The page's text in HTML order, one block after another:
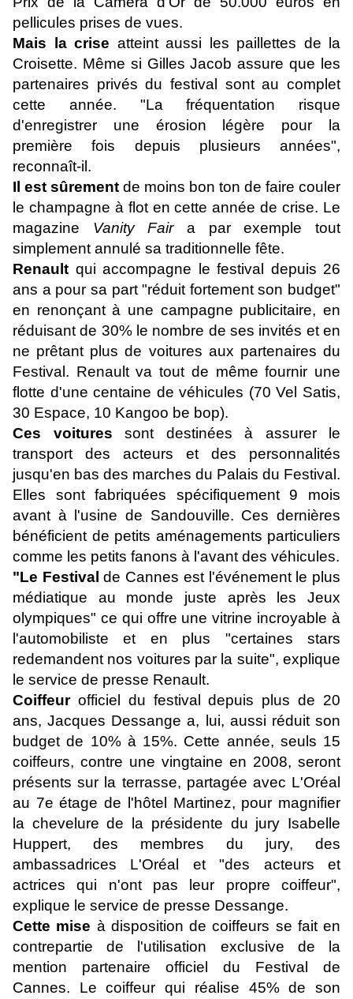
pellicules prises de vues.
Mais la crise atteint aussi les paillettes de la
Croisette. Même si Gilles Jacob assure que les
partenaires privés du festival sont au complet
cette année. "La fréquentation risque
d'enregistrer une érosion légère pour la
première fois depuis plusieurs années",
reconnaît-il.
Il est sûrement de moins bon ton de faire couler
le champagne à flot en cette année de crise. Le
magazine Vanity Faira par exemple tout
simplement annulé sa traditionnelle fête.
Renault qui accompagne le festival depuis 26
ans a pour sa part "réduit fortement son budget"
en renonçant à une campagne publicitaire, en
réduisant de 30% le nombre de ses invités et en
ne prêtant plus de voitures aux partenaires du
Festival. Renault va tout de même fournir une
flotte d'une centaine de véhicules (70 Vel Satis,
30 Espace, 10 Kangoo be bop).
Ces voitures sont destinées à assurer le
transport des acteurs et des personnalités
jusqu'en bas des marches du Palais du Festival.
Elles sont fabriquées spécifiquement 9 mois
avant à l'usine de Sandouville. Ces dernières
bénéficient de petits aménagements particuliers
comme les petits fanons à l'avant des véhicules.
"Le Festival de Cannes est l'événement le plus
médiatique au monde juste après les Jeux
olympiques" ce qui offre une vitrine incroyable à
l'automobiliste et en plus "certaines stars
redemandent nos voitures par la suite", explique
le service de presse Renault.
Coiffeurofficiel du festival depuis plus de 20
ans, Jacques Dessange a, lui, aussi réduit son
budget de 10% à 15%. Cette année, seuls 15
coiffeurs, contre une vingtaine en 2008, seront
présents sur la terrasse, partagée avec L'Oréal
au 7e étage de l'hôtel Martinez, pour magnifier
la chevelure de la présidente du jury Isabelle
Huppert, des membres du jury, des
ambassadrices L'Oréal et "des acteurs et
actrices qui n'ont pas leur propre coiffeur",
explique le service de presse Dessange.
Cette mise à disposition de coiffeurs se fait en
contrepartie de l'utilisation exclusive de la
mention partenaire officiel du Festival de
Cannes. Le coiffeur qui réalise 45% de son